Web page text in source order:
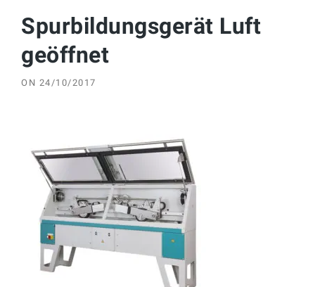
Spurbildungsgerät Luft
geöffnet
ON 24/10/2017